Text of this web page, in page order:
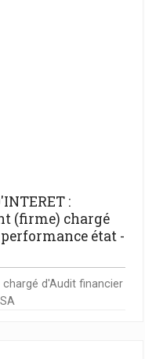
:
(firme) chargé
état -
d'Audit financier